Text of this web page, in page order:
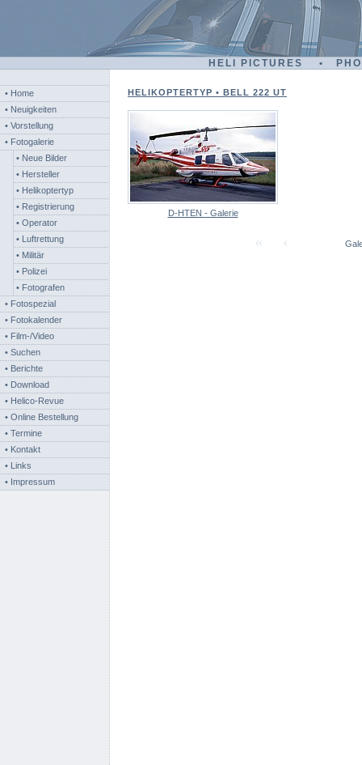
HELI PICTURES •
• Home
• Neuigkeiten
• Vorstellung
• Fotogalerie
• Neue Bilder
• Hersteller
• Helikoptertyp
• Registrierung
• Operator
• Luftrettung
• Militär
• Polizei
• Fotografen
• Fotospezial
• Fotokalender
• Film-/Video
• Suchen
• Berichte
• Download
• Helico-Revue
• Online Bestellung
• Termine
• Kontakt
• Links
• Impressum
HELIKOPTERTYP • BELL 222 UT
D-HTEN - Galerie